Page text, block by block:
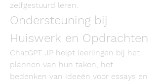
zelfgestuurd leren.
Ondersteuning bij
Huiswerk en Opdrachten
ChatGPT JP helpt leerlingen bij het
plannen van hun taken, het
bedenken van ideeën voor essays en